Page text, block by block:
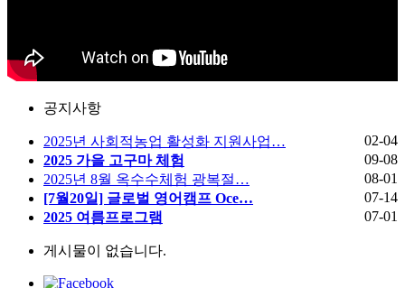
공지사항
2025년 사회적농업 활성화 지원사업…
02-04
2025 가을 고구마 체험
09-08
2025년 8월 옥수수체험 광복절…
08-01
[7월20일] 글로벌 영어캠프 Oce…
07-14
2025 여름프로그램
07-01
게시물이 없습니다.